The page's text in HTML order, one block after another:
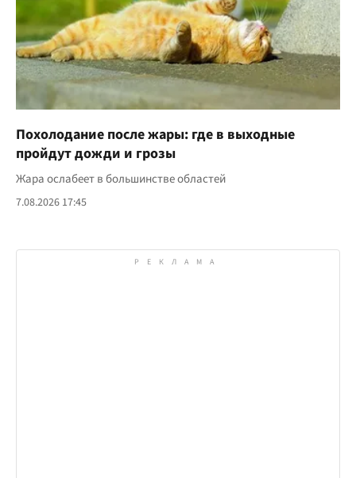
Похолодание после жары: где в выходные
пройдут дожди и грозы
Жара ослабеет в большинстве областей
7.08.2026 17:45